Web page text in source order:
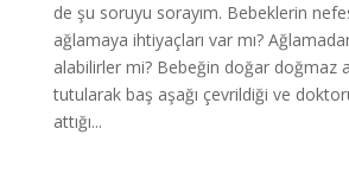
de şu soruyu sorayım. Bebeklerin
ağlamaya ihtiyaçları var mı?
alabilirler mi? Bebeğin doğar doğmaz
tutularak baş aşağı çevrildiği ve
attığı...